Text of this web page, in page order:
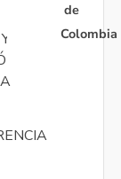
de
Colombia